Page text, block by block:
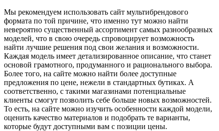
Мы рекомендуем использовать сайт мультибрендового
формата по той причине, что именно тут можно найти
невероятно существенный ассортимент самых разнообразных
моделей, что в свою очередь спровоцирует возможность
найти лучшие решения под свои желания и возможности.
Каждая модель имеет детализированное описание, что станет
основой грамотного, продуманного и рационального выбора.
Более того, на сайте можно найти более доступные
предложения по цене, нежели в стандартных бутиках. А
соответственно, с такими магазинами потенциальные
клиенты смогут позволить себе больше новых возможностей.
То есть, на сайте можно изучить особенности каждой модели,
оценить качество материалов и подобрать те варианты,
которые будут доступными вам с позиции цены.